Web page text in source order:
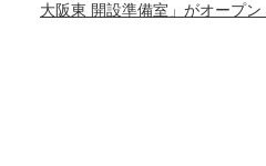
大阪東 開設準備室」がオープン